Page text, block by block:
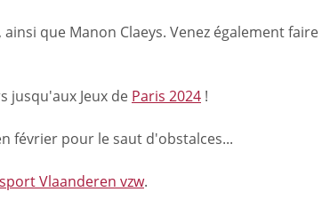
que Manon Claeys. Venez également faire
jusqu'aux Jeux de Paris 2024 !
février pour le saut d'obstalces...
Vlaanderen vzw.